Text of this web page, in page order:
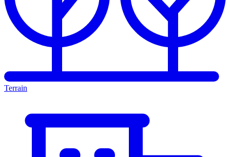
Terrain